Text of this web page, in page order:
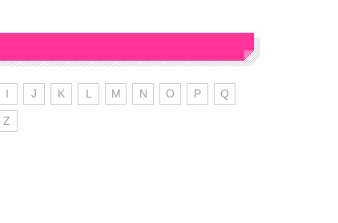
I J K L M N O P Q
Z